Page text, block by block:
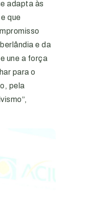
adapta às
que
e da
une a força
para o
pela